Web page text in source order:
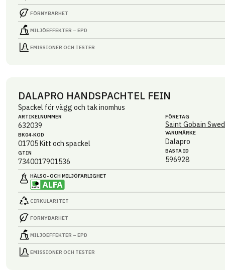
FÖRNYBARHET
MILJÖEFFEKTER – EPD
EMISSIONER OCH TESTER
DALAPRO HANDSPACHTEL FEIN
Spackel för vägg och tak inomhus
ARTIKEL­NUMMER
632039
BK04-KOD
01705Kitt och spackel
GTIN
7340017901536
FÖRETAG
Saint Gobain
VARUMÄRKE
Dalapro
BASTA ID
596928
HÄLSO- OCH MILJÖ­FARLIGHET
CIRKULARITET
FÖRNYBARHET
MILJÖEFFEKTER – EPD
EMISSIONER OCH TESTER